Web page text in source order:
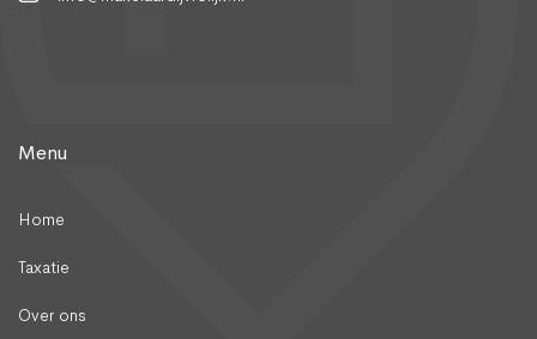
Menu
Home
Taxatie
Over ons